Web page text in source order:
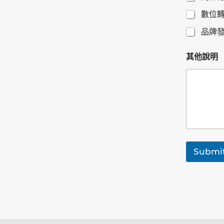
計
數位
品牌
其他說明